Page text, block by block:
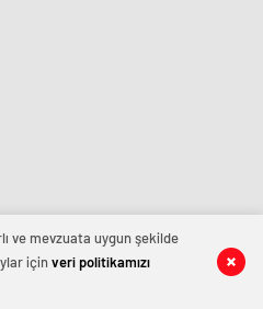
ve mevzuata uygun şekilde
içinveri politikamızı